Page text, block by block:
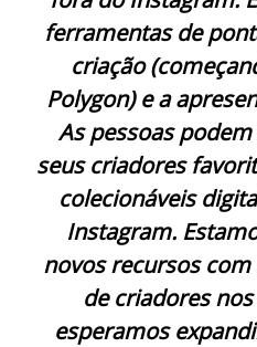
ferramentas de
criação
Polygon) e a
As pessoas
seus criadores
colecionáveis
Instagram.
novos recursos
de criadores
esperamos